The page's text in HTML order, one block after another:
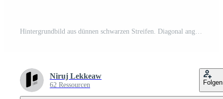
Niruj Lekkeaw
62 Ressourcen Folgen